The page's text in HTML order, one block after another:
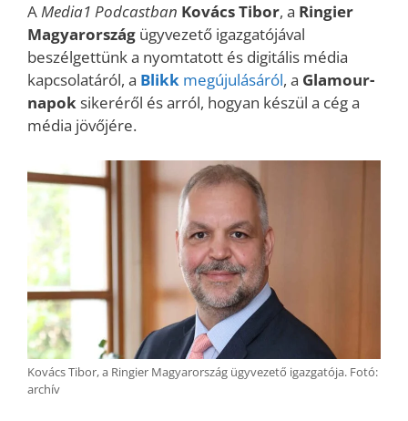
AMedia1 Podcastban Kovács Tibor, a Ringier
Magyarország ügyvezető igazgatójával
beszélgettünk a nyomtatott és digitális média
kapcsolatáról, a Blikk megújulásáról, a Glamour-
napok sikeréről és arról, hogyan készül a cég a
média jövőjére.
Kovács Tibor, a Ringier Magyarország ügyvezető igazgatója. Fotó:
archív